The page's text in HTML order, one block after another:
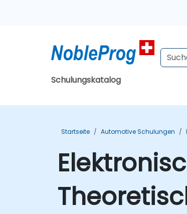
Schulungskatalog
Startseite Automotive Schulungen